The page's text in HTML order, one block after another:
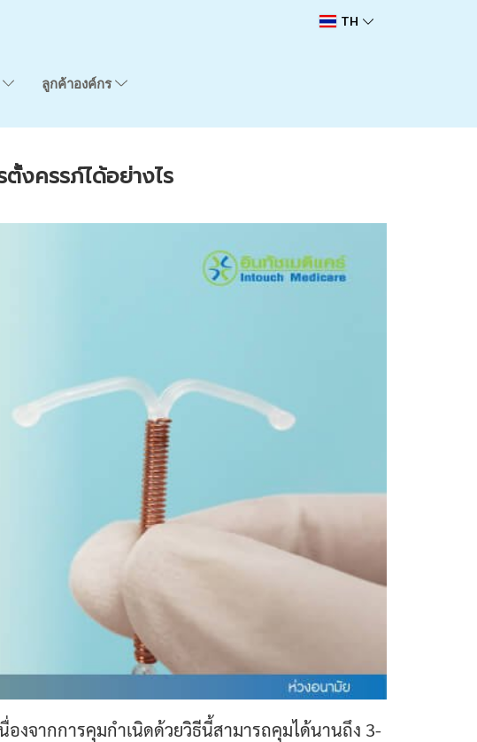
TH
ลูกค้าองค์กร
งครรภ์ได้อย่างไร
จากการคุมกำเนิดด้วยวิธีนี้สามารถคุมได้นานถึง 3-